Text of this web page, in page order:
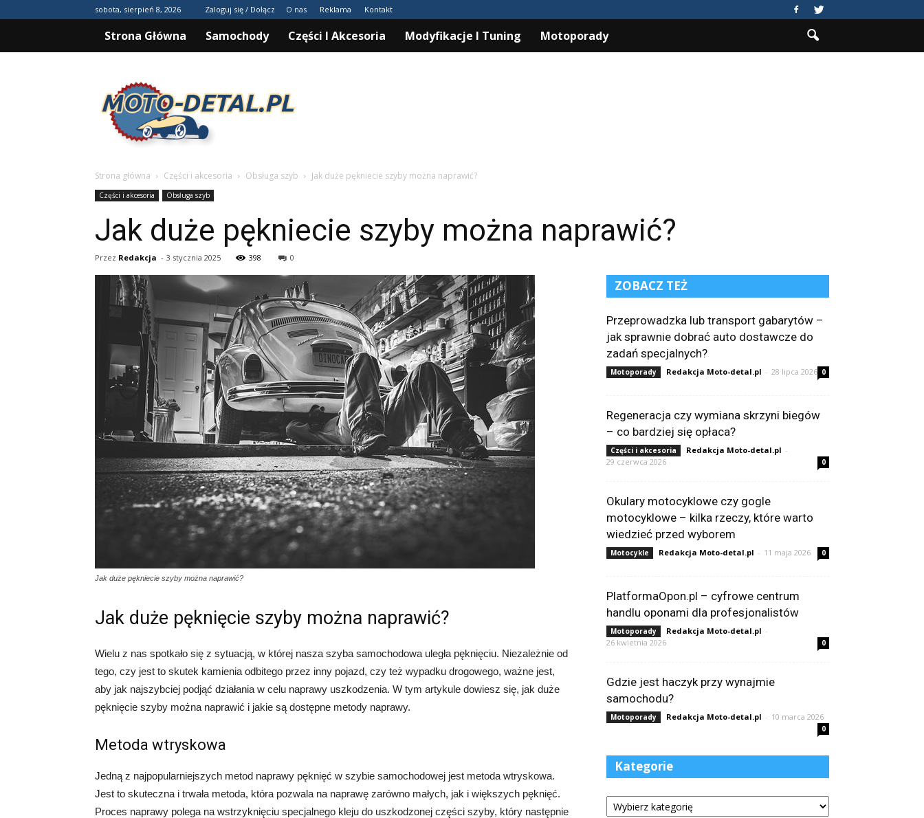
sobota, sierpień 8, 2026 Zaloguj się / Dołącz O nas Reklama Kontakt
Strona Główna Samochody Części I Akcesoria Modyfikacje I Tuning Motoporady
Moto-
detal.pl
Strona główna Części i akcesoria Obsługa szyb Jak duże pękniecie szyby można naprawić?
Części i akcesoria Obsługa szyb
Jak duże pękniecie szyby można naprawić?
Przez Redakcja - 3 stycznia 2025 398 0
Jak duże pękniecie szyby można naprawić?
Jak duże pęknięcie szyby można naprawić?
Wielu z nas spotkało się z sytuacją, w której nasza szyba samochodowa uległa pęknięciu. Niezależnie od
tego, czy jest to skutek kamienia odbitego przez inny pojazd, czy też wypadku drogowego, ważne jest,
aby jak najszybciej podjąć działania w celu naprawy uszkodzenia. W tym artykule dowiesz się, jak duże
pęknięcie szyby można naprawić i jakie są dostępne metody naprawy.
Metoda wtryskowa
Jedną z najpopularniejszych metod naprawy pęknięć w szybie samochodowej jest metoda wtryskowa.
Jest to skuteczna i trwała metoda, która pozwala na naprawę zarówno małych, jak i większych pęknięć.
Proces naprawy polega na wstrzyknięciu specjalnego kleju do uszkodzonej części szyby, który następnie
ZOBACZ TEŻ
Przeprowadzka lub transport gabarytów –
jak sprawnie dobrać auto dostawcze do
zadań specjalnych?
Motoporady Redakcja Moto-detal.pl - 28 lipca 2026 0
Regeneracja czy wymiana skrzyni biegów
– co bardziej się opłaca?
Części i akcesoria Redakcja Moto-detal.pl -
29 czerwca 2026
0
Okulary motocyklowe czy gogle
motocyklowe – kilka rzeczy, które warto
wiedzieć przed wyborem
Motocykle Redakcja Moto-detal.pl - 11 maja 2026 0
PlatformaOpon.pl – cyfrowe centrum
handlu oponami dla profesjonalistów
Motoporady Redakcja Moto-detal.pl -
26 kwietnia 2026
0
Gdzie jest haczyk przy wynajmie
samochodu?
Motoporady Redakcja Moto-detal.pl - 10 marca 2026
0
Kategorie
Kategorie